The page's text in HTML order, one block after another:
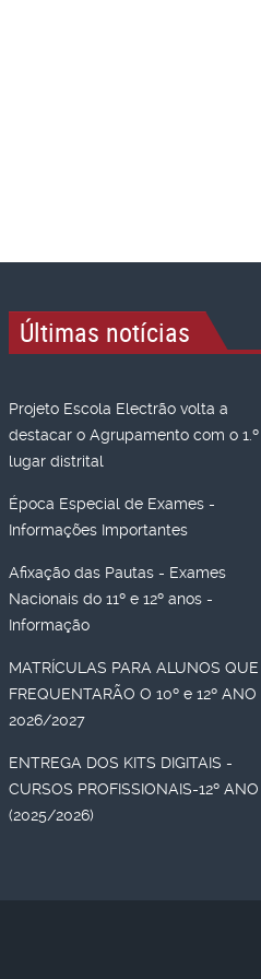
Últimas notícias
Projeto Escola Electrão volta a
destacar o Agrupamento com o 1.º
lugar distrital
Época Especial de Exames -
Informações Importantes
Afixação das Pautas - Exames
Nacionais do 11º e 12º anos -
Informação
MATRÍCULAS PARA ALUNOS QUE
FREQUENTARÃO O 10º e 12º ANO
2026/2027
ENTREGA DOS KITS DIGITAIS -
CURSOS PROFISSIONAIS-12º ANO
(2025/2026)